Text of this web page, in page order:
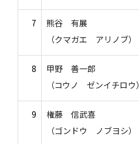
7
熊谷 有展
（クマガエ アリノブ）
8
甲野 善一郎
（コウノ ゼンイチロウ）
9
権藤 信武喜
（ゴンドウ ノブヨシ）